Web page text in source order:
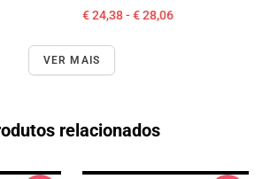
€ 24,38 - € 28,06
VER MAIS
relacionados